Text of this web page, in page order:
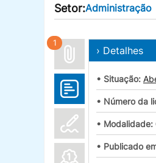
Setor:Administração
1
› Detalhes
• Situação:
• Número da
• Modalidade:
• Publicado